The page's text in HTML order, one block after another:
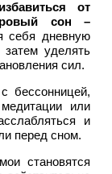
от
сон –
себя дневную
уделять
сил.
бессонницей,
или
и
перед сном.
становятся